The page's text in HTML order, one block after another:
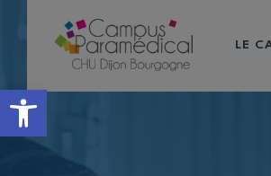
Ouvrir la barre d’outils
LE